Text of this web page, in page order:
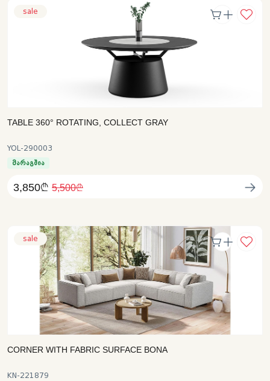
sale
TABLE 360° ROTATING, COLLECT GRAY
YOL-290003
მარაგშია
3,850₾ 5,500₾
sale
CORNER WITH FABRIC SURFACE BONA
KN-221879